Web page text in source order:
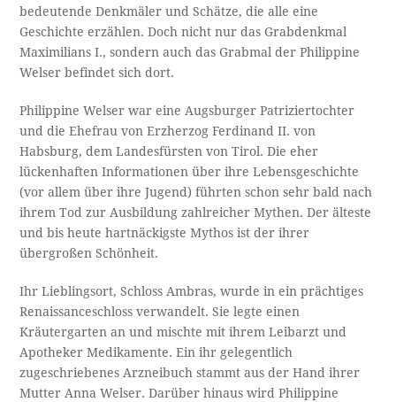
bedeutende Denkmäler und Schätze, die alle eine
Geschichte erzählen. Doch nicht nur das Grabdenkmal
Maximilians I., sondern auch das Grabmal der Philippine
Welser befindet sich dort.
Philippine Welser war eine Augsburger Patriziertochter
und die Ehefrau von Erzherzog Ferdinand II. von
Habsburg, dem Landesfürsten von Tirol. Die eher
lückenhaften Informationen über ihre Lebensgeschichte
(vor allem über ihre Jugend) führten schon sehr bald nach
ihrem Tod zur Ausbildung zahlreicher Mythen. Der älteste
und bis heute hartnäckigste Mythos ist der ihrer
übergroßen Schönheit.
Ihr Lieblingsort, Schloss Ambras, wurde in ein prächtiges
Renaissanceschloss verwandelt. Sie legte einen
Kräutergarten an und mischte mit ihrem Leibarzt und
Apotheker Medikamente. Ein ihr gelegentlich
zugeschriebenes Arzneibuch stammt aus der Hand ihrer
Mutter Anna Welser. Darüber hinaus wird Philippine